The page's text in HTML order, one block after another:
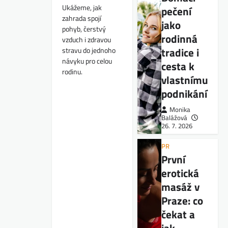
Ukážeme, jak
zahrada spojí
pohyb, čerstvý
vzduch i zdravou
stravu do jednoho
návyku pro celou
rodinu.
pečení
jako
rodinná
tradice i
cesta k
vlastnímu
podnikání
Monika
Balážová
26. 7. 2026
PR
První
erotická
masáž v
Praze: co
čekat a